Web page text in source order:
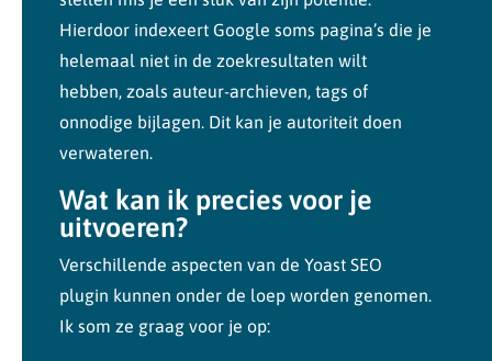
Hierdoor indexeert Google soms pagina’s die je
helemaal niet in de zoekresultaten wilt
hebben, zoals auteur-archieven, tags of
onnodige bijlagen. Dit kan je autoriteit doen
verwateren.
Wat kan ik precies voor je
uitvoeren?
Verschillende aspecten van de Yoast SEO
plugin kunnen onder de loep worden genomen.
Ik som ze graag voor je op: